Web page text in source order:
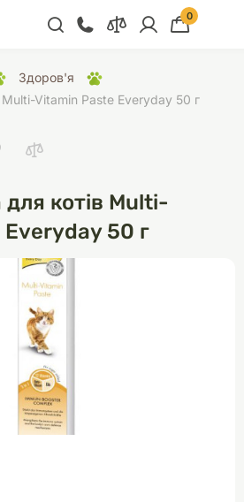
+38 (068) 300 91 91
Відділ продажу
+38 (099) 300 91 91
Відділ підтримки
+38 (068) 479 28
76
0
Здоров'я
Multi-Vitamin Paste Everyday 50 г
котів Multi-
50 г